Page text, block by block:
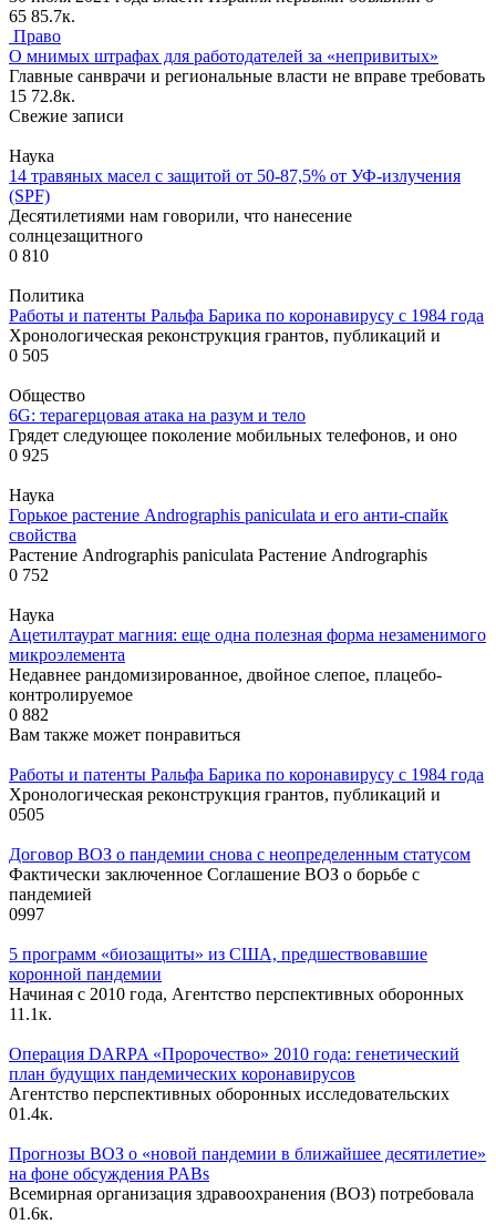
65 85.7к.
Право
О мнимых штрафах для работодателей за «непривитых»
Главные санврачи и региональные власти не вправе требовать
15 72.8к.
Свежие записи
Наука
14 травяных масел с защитой от 50-87,5% от УФ-излучения
(SPF)
Десятилетиями нам говорили, что нанесение
солнцезащитного
0 810
Политика
Работы и патенты Ральфа Барика по коронавирусу с 1984 года
Хронологическая реконструкция грантов, публикаций и
0 505
Общество
6G: терагерцовая атака на разум и тело
Грядет следующее поколение мобильных телефонов, и оно
0 925
Наука
Горькое растение Andrographis paniculata и его анти-спайк
свойства
Растение Andrographis paniculata Растение Andrographis
0 752
Наука
Ацетилтаурат магния: еще одна полезная форма незаменимого
микроэлемента
Недавнее рандомизированное, двойное слепое, плацебо-
контролируемое
0 882
Вам также может понравиться
Работы и патенты Ральфа Барика по коронавирусу с 1984 года
Хронологическая реконструкция грантов, публикаций и
0505
Договор ВОЗ о пандемии снова с неопределенным статусом
Фактически заключенное Соглашение ВОЗ о борьбе с
пандемией
0997
5 программ «биозащиты» из США, предшествовавшие
коронной пандемии
Начиная с 2010 года, Агентство перспективных оборонных
11.1к.
Операция DARPA «Пророчество» 2010 года: генетический
план будущих пандемических коронавирусов
Агентство перспективных оборонных исследовательских
01.4к.
Прогнозы ВОЗ о «новой пандемии в ближайшее десятилетие»
на фоне обсуждения PABs
Всемирная организация здравоохранения (ВОЗ) потребовала
01.6к.